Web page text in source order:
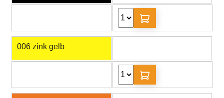
006 zink gelb